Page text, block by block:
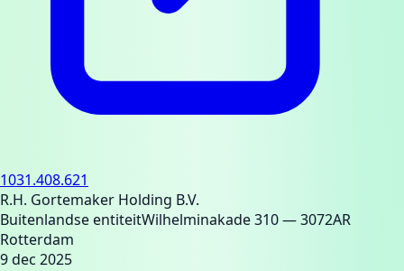
1031.408.621
R.H. Gortemaker Holding B.V.
Buitenlandse entiteitWilhelminakade 310— 3072AR
Rotterdam
9 dec 2025